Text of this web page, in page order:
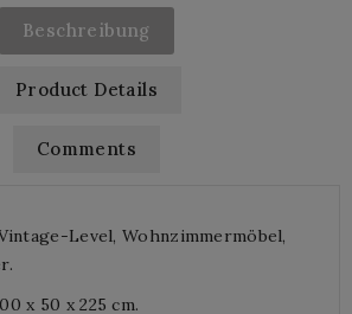
Beschreibung
Product Details
Comments
Level, Wohnzimmermöbel,
x 50 x 225 cm.